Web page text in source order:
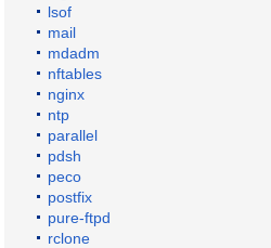
lsof
mail
mdadm
nftables
nginx
ntp
parallel
pdsh
peco
postfix
pure-ftpd
rclone